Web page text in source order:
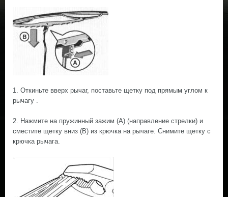
1. Откиньте вверх рычаг, поставьте щетку под прямым углом к
рычагу .
2. Нажмите на пружинный зажим (А) (направление стрелки) и
сместите щетку вниз (В) из крючка на рычаге. Снимите щетку с
крючка рычага.